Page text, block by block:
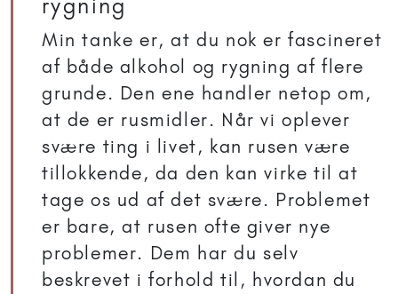
rygning
Min tanke er, at du nok er fascineret
af både alkohol og rygning af flere
grunde. Den ene handler netop om,
at de er rusmidler. Når vi oplever
svære ting i livet, kan rusen være
tillokkende, da den kan virke til at
tage os ud af det svære. Problemet
er bare, at rusen ofte giver nye
problemer. Dem har du selv
beskrevet i forhold til, hvordan du